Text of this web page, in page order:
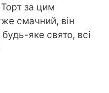
за цим
смачний, він
яке свято, всі